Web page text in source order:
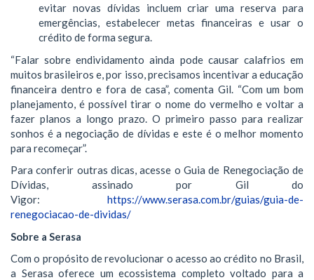
evitar novas dívidas incluem criar uma reserva para
emergências, estabelecer metas financeiras e usar o
crédito de forma segura.
“Falar sobre endividamento ainda pode causar calafrios em
muitos brasileiros e, por isso, precisamos incentivar a educação
financeira dentro e fora de casa”, comenta Gil. “Com um bom
planejamento, é possível tirar o nome do vermelho e voltar a
fazer planos a longo prazo. O primeiro passo para realizar
sonhos é a negociação de dívidas e este é o melhor momento
para recomeçar”.
Para conferir outras dicas, acesse o Guia de Renegociação de
Dívidas, assinado por Gil do
Vigor: https://www.serasa.com.br/guias/guia-de-
renegociacao-de-dividas/
Sobre a Serasa
Com o propósito de revolucionar o acesso ao crédito no Brasil,
a Serasa oferece um ecossistema completo voltado para a